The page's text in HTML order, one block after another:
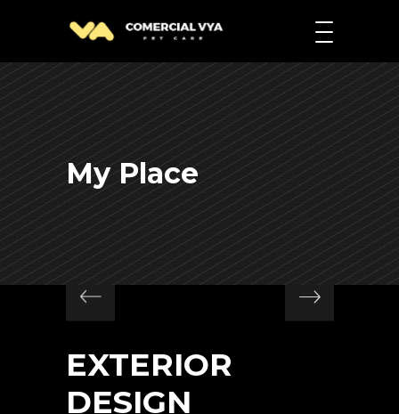
My Place
EXTERIOR
DESIGN